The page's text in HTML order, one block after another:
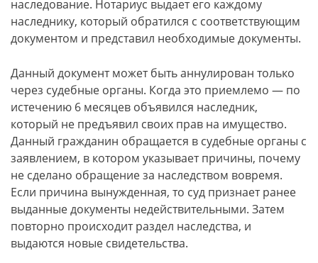
наследование. Нотариус выдает его каждому
наследнику, который обратился с соответствующим
документом и представил необходимые документы.
Данный документ может быть аннулирован только
через судебные органы. Когда это приемлемо — по
истечению 6 месяцев объявился наследник,
который не предъявил своих прав на имущество.
Данный гражданин обращается в судебные органы с
заявлением, в котором указывает причины, почему
не сделано обращение за наследством вовремя.
Если причина вынужденная, то суд признает ранее
выданные документы недействительными. Затем
повторно происходит раздел наследства, и
выдаются новые свидетельства.